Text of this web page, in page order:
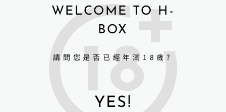
BLOG 新手必讀
【新手購娃指南】矽膠娃頭比例怎麼選？頭雕
與身形搭配完整教學！
WELCOME TO H-
BOX
請問您是否已經年滿18歲?
YES!